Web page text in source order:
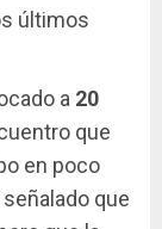
últimos
a 20
que
en poco
que